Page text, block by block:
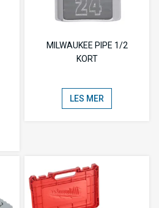
MILWAUKEE PIPE 1/2
KORT
LES MER